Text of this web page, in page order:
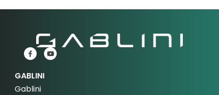
GABLINI
Gablini